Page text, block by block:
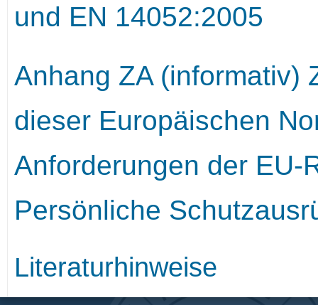
und EN 14052:2005
Anhang ZA (informativ)
dieser Europäischen
Anforderungen der EU-
Persönliche
Literaturhinweise